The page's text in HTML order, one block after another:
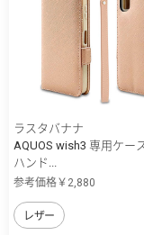
ラスタバナナ
AQUOS wish3 専用ケー
ハンド...
参考価格￥2,880
レザー